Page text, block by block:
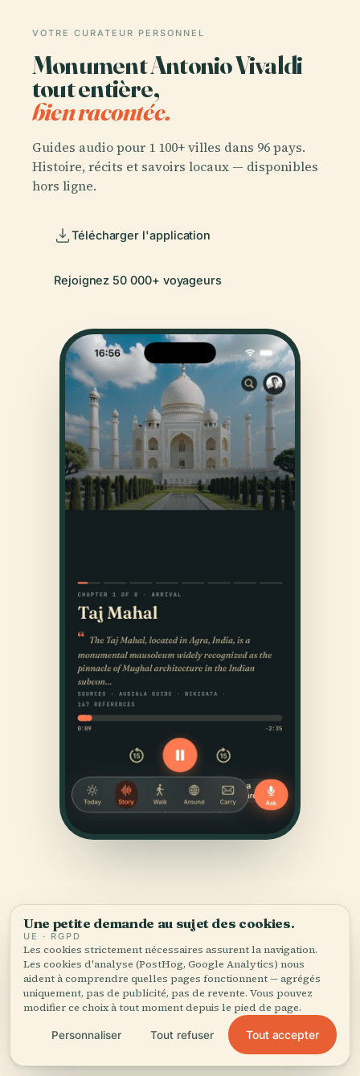
VOTRE CURATEUR PERSONNEL
Monument Antonio Vivaldi
tout entière,
bien racontée.
Guides audio pour 1 100+ villes dans 96 pays.
Histoire, récits et savoirs locaux — disponibles
hors ligne.
Télécharger l'application
Rejoignez 50 000+ voyageurs
SOURCES
Vérifié,et montré.
Recherché et rédigé par l'équipe éditoriale d'Audiala à
partir d'archives historiques, d'archives architecturales
et de connaissances locales.
Une petite demande au sujet des cookies.
UE · RGPD
Les cookies strictement nécessaires assurent la navigation.
Les cookies d'analyse (PostHog, Google Analytics) nous
aident à comprendre quelles pages fonctionnent — agrégés
uniquement, pas de publicité, pas de revente. Vous pouvez
modifier ce choix à tout moment depuis le pied de page.
Personnaliser Tout refuser Tout accepter